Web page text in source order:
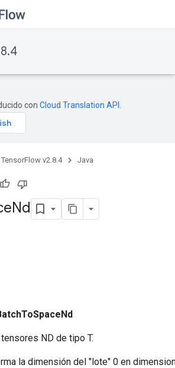
con Cloud Translation API
TensorFlow v2.8.4 Java
Nd
ND de tipo T.
la dimensión del "lote" 0 en